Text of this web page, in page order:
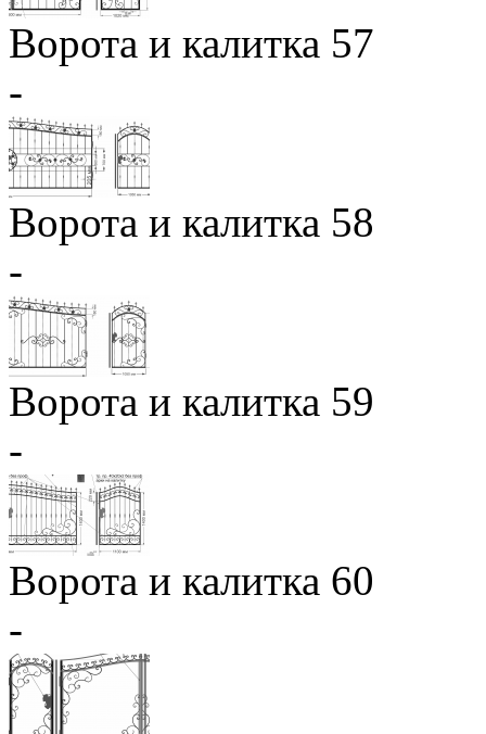
Ворота и калитка 57
-
Ворота и калитка 58
-
Ворота и калитка 59
-
Ворота и калитка 60
-